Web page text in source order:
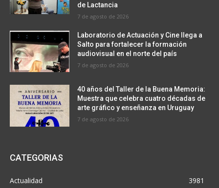
de Lactancia
7 de agosto de 2026
Laboratorio de Actuación y Cine llega a
Salto para fortalecer la formación
audiovisual en el norte del país
7 de agosto de 2026
40 años del Taller de la Buena Memoria:
Muestra que celebra cuatro décadas de
arte gráfico y enseñanza en Uruguay
7 de agosto de 2026
CATEGORIAS
Actualidad
3981